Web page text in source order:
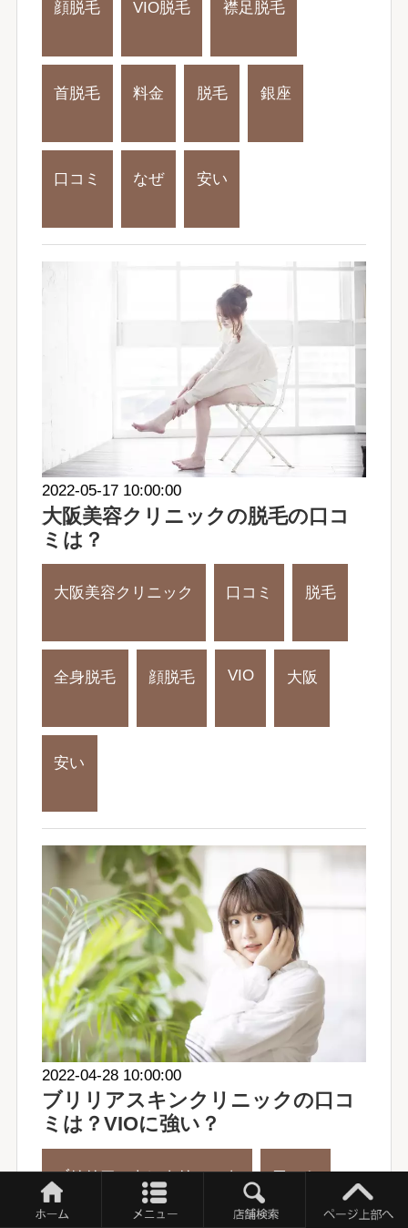
顔脱毛 VIO脱毛 襟足脱毛
首脱毛 料金 脱毛 銀座
口コミ なぜ 安い
2022-05-17 10:00:00
大阪美容クリニックの脱毛の口コ
ミは？
大阪美容クリニック 口コミ 脱毛
全身脱毛 顔脱毛 VIO 大阪
安い
2022-04-28 10:00:00
ブリリアスキンクリニックの口コ
ミは？VIOに強い？
ブリリアスキンクリニック 口コミ